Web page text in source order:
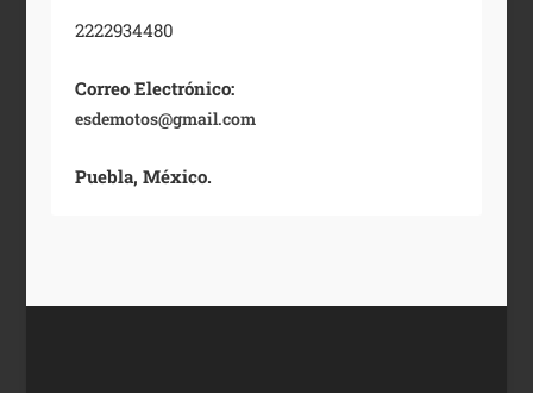
2222934480
Correo Electrónico:
esdemotos@gmail.com
Puebla, México.